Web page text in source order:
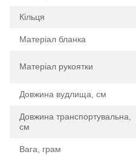
Кільця
Матеріал бланка
Матеріал рукоятки
Довжина вудлища, см
Довжина транспортувальна,
см
Вага, грам